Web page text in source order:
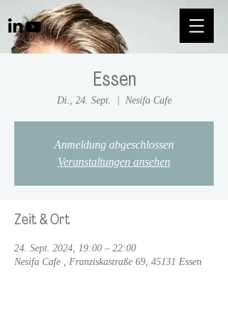
Essen
Di., 24. Sept. Nesifa Cafe
Anmeldung abgeschlossen
Veranstaltungen ansehen
Zeit & Ort
24. Sept. 2024, 19:00 – 22:00
Nesifa Cafe , Franziskastraße 69, 45131 Essen